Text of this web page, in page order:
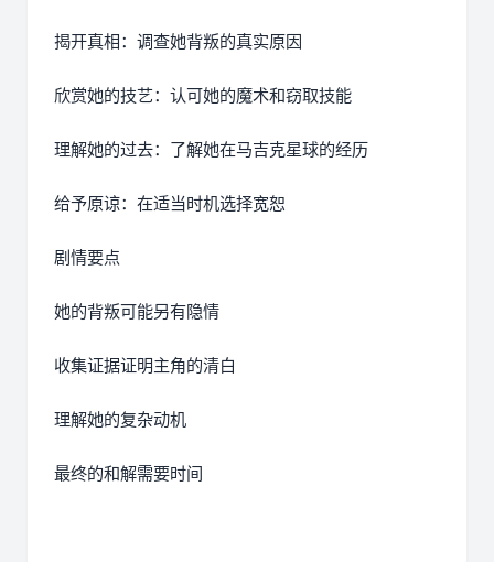
揭开真相：调查她背叛的真实原因
欣赏她的技艺：认可她的魔术和窃取技能
理解她的过去：了解她在马吉克星球的经历
给予原谅：在适当时机选择宽恕
剧情要点
她的背叛可能另有隐情
收集证据证明主角的清白
理解她的复杂动机
最终的和解需要时间